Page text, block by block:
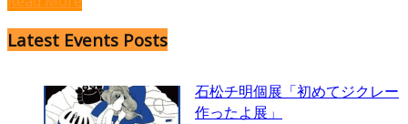
Latest Events Posts
石松チ明個展「初めてジクレー
作ったよ展」